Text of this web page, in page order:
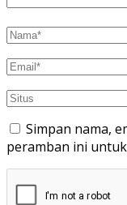
Simpan nama,
peramban ini